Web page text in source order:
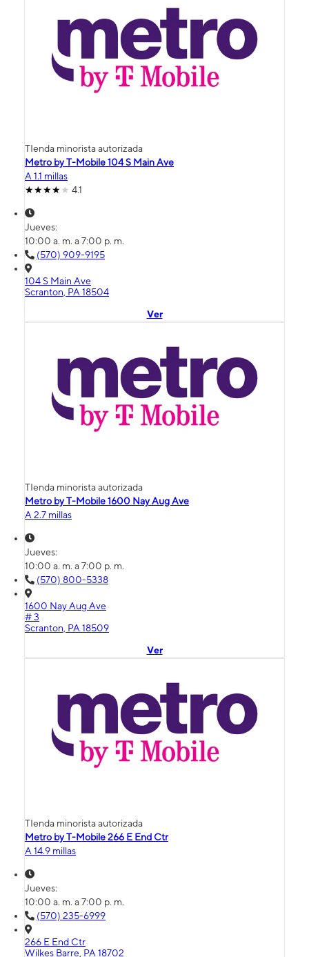
TIenda minorista autorizada
Metro by T-Mobile 104 S Main Ave
A 1.1 millas
4.1
Jueves:
10:00 a. m. a 7:00 p. m.
(570) 909-9195
104 S Main Ave
Scranton, PA 18504
Ver
TIenda minorista autorizada
Metro by T-Mobile 1600 Nay Aug Ave
A 2.7 millas
Jueves:
10:00 a. m. a 7:00 p. m.
(570) 800-5338
1600 Nay Aug Ave
# 3
Scranton, PA 18509
Ver
TIenda minorista autorizada
Metro by T-Mobile 266 E End Ctr
A 14.9 millas
Jueves:
10:00 a. m. a 7:00 p. m.
(570) 235-6999
266 E End Ctr
Wilkes Barre, PA 18702